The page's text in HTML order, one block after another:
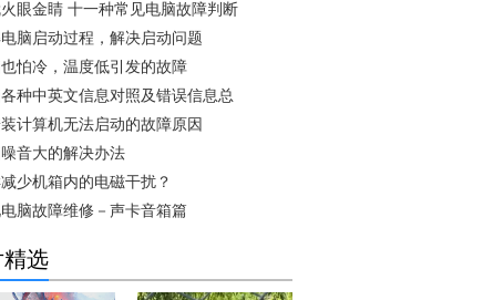
眼金睛 十一种常见电脑故障判断
脑启动过程，解决启动问题
怕冷，温度低引发的故障
种中英文信息对照及错误信息总
计算机无法启动的故障原因
音大的解决办法
少机箱内的电磁干扰？
脑故障维修－声卡音箱篇
精选